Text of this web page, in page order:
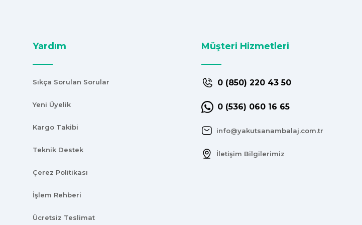
Yardım
Sıkça Sorulan Sorular
Yeni Üyelik
Kargo Takibi
Teknik Destek
Çerez Politikası
İşlem Rehberi
Ücretsiz Teslimat
Müşteri Hizmetleri
0 (850) 220 43 50
0 (536) 060 16 65
info@yakutsanambalaj.com.tr
İletişim Bilgilerimiz